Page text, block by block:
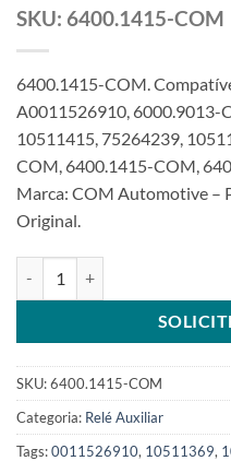
SKU: 6400.1415-COM
6400.1415-COM.
A0011526910, 6000.9013-
10511415, 75264239,
COM, 6400.1415-COM,
Marca: COM Automotive –
Original.
SKU:6400.1415-COM
Categoria: Relé Auxiliar
Tags:0011526910, 10511369,